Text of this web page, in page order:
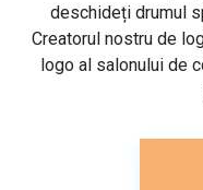
deschideți drumul
Creatorul nostru de
logo al salonului de